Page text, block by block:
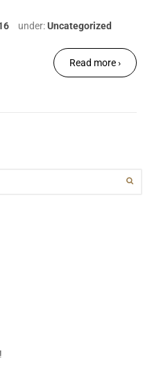
under:Uncategorized
Read more ›